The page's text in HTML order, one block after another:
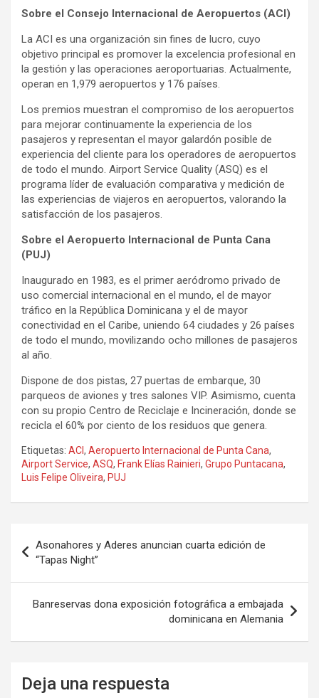
Sobre el Consejo Internacional de Aeropuertos (ACI)
La ACI es una organización sin fines de lucro, cuyo
objetivo principal es promover la excelencia profesional en
la gestión y las operaciones aeroportuarias. Actualmente,
operan en 1,979 aeropuertos y 176 países.
Los premios muestran el compromiso de los aeropuertos
para mejorar continuamente la experiencia de los
pasajeros y representan el mayor galardón posible de
experiencia del cliente para los operadores de aeropuertos
de todo el mundo. Airport Service Quality (ASQ) es el
programa líder de evaluación comparativa y medición de
las experiencias de viajeros en aeropuertos, valorando la
satisfacción de los pasajeros.
Sobre el Aeropuerto Internacional de Punta Cana
(PUJ)
Inaugurado en 1983, es el primer aeródromo privado de
uso comercial internacional en el mundo, el de mayor
tráfico en la República Dominicana y el de mayor
conectividad en el Caribe, uniendo 64 ciudades y 26 países
de todo el mundo, movilizando ocho millones de pasajeros
al año.
Dispone de dos pistas, 27 puertas de embarque, 30
parqueos de aviones y tres salones VIP. Asimismo, cuenta
con su propio Centro de Reciclaje e Incineración, donde se
recicla el 60% por ciento de los residuos que genera.
Etiquetas: ACI, Aeropuerto Internacional de Punta Cana,
Airport Service, ASQ, Frank Elías Rainieri, Grupo Puntacana,
Luis Felipe Oliveira, PUJ
de
entradas
Asonahores y Aderes anuncian cuarta edición de
“Tapas Night”
Banreservas dona exposición fotográfica a embajada
dominicana en Alemania
Deja una respuesta